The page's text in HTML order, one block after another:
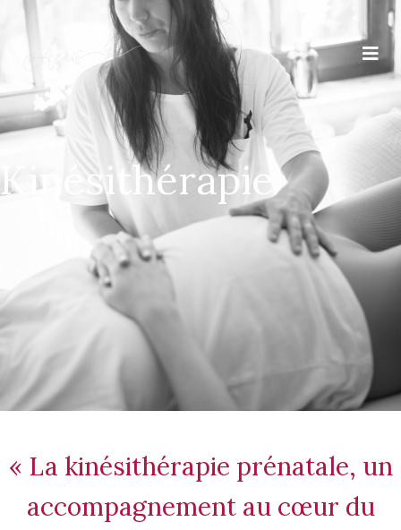
Kinésithérapie
« La kinésithérapie prénatale, un
accompagnement au cœur du